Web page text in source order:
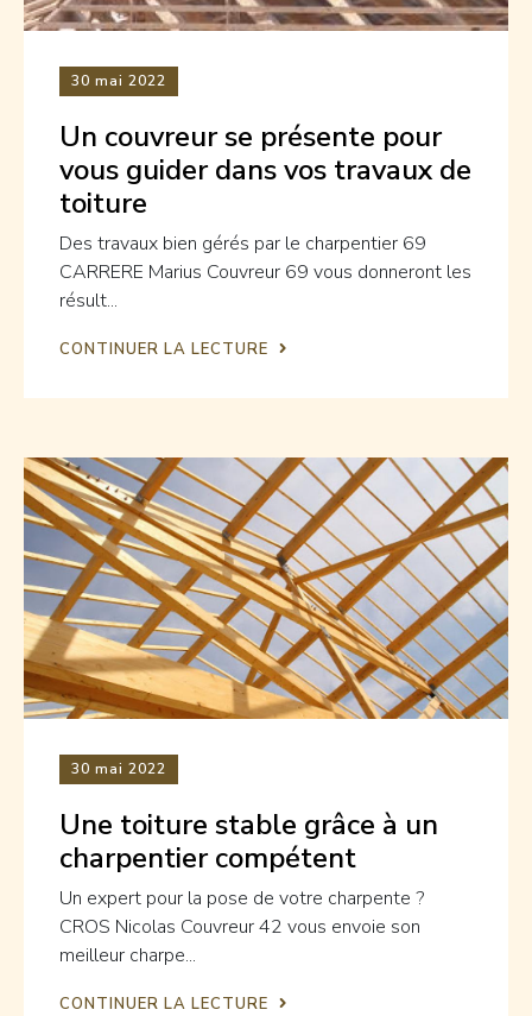
30 mai 2022
Un couvreur se présente pour
vous guider dans vos travaux de
toiture
Des travaux bien gérés par le charpentier 69
CARRERE Marius Couvreur 69 vous donneront les
résult...
CONTINUER LA LECTURE
30 mai 2022
Une toiture stable grâce à un
charpentier compétent
Un expert pour la pose de votre charpente ?
CROS Nicolas Couvreur 42 vous envoie son
meilleur charpe...
CONTINUER LA LECTURE